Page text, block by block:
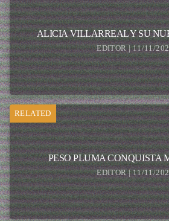
ALICIA VILLARREAL Y SU
EDITOR | 11/11/
RELATED
PESO PLUMA CONQUISTA
EDITOR | 11/11/